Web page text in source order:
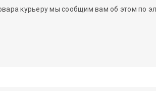
курьеру мы сообщим вам об этом по